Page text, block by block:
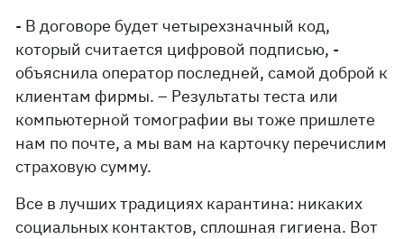
- В договоре будет четырехзначный код,
который считается цифровой подписью, -
объяснила оператор последней, самой доброй к
клиентам фирмы. – Результаты теста или
компьютерной томографии вы тоже пришлете
нам по почте, а мы вам на карточку перечислим
страховую сумму.
Все в лучших традициях карантина: никаких
социальных контактов, сплошная гигиена. Вот